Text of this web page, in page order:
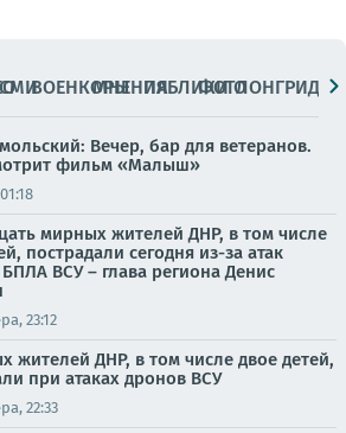
ВОЕНКОРЫМНЕНИЯПАБЛИКИ
ФОТОЛОНГРИДЫ
Вечер, бар для ветеранов.
фильм «Малыш»
01:18
мирных жителей ДНР, в том числе
пострадали сегодня из-за атак
ВСУ – глава региона Денис
23:12
жителей ДНР, в том числе двое детей,
при атаках дронов ВСУ
22:33